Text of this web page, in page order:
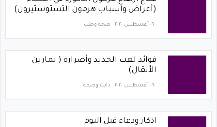
(أعراض وأسباب هرمون التستوستيرون)
٠٦ أغسطس ٢٠٢٠ صحة وطب
فوائد لعب الحديد وأضراره ( تمارين
الأثقال)
٠٦ أغسطس ٢٠٢٠ دايت وصحة
اذكار ودعاء قبل النوم